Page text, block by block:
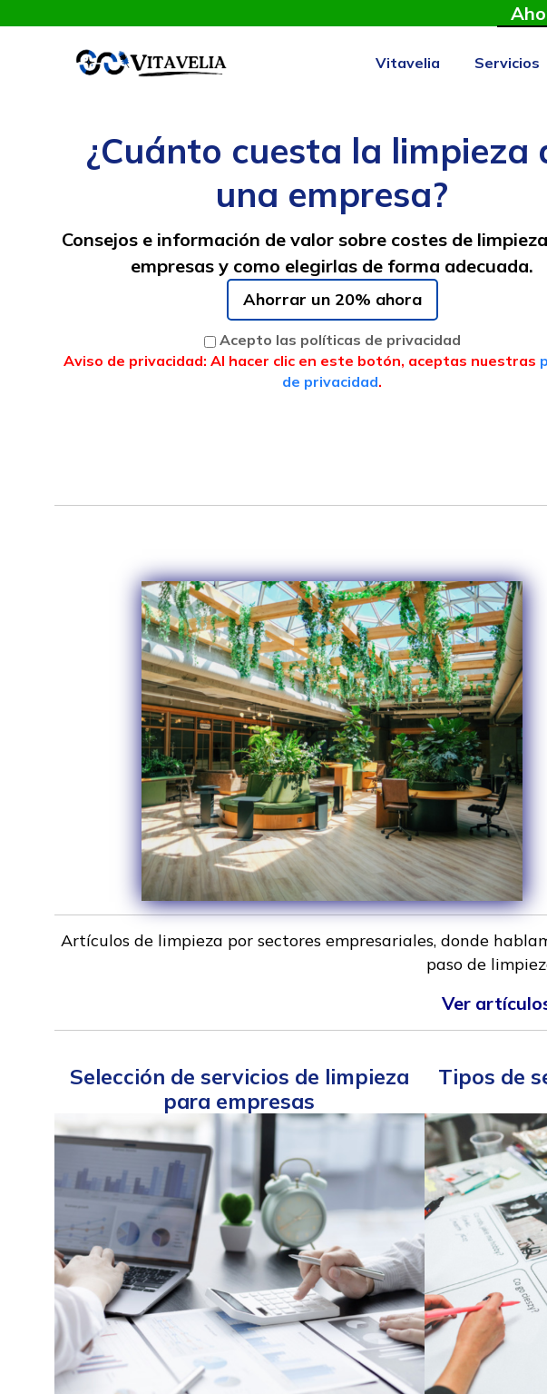
Vitavelia Servicios
¿Cuánto cuesta la limpieza
una empresa?
Consejos e información de valor sobre costes de
empresas y como elegirlas de forma adecuada.
Ahorrar un 20% ahora
Acepto las políticas de privacidad
Aviso de privacidad: Al hacer clic en este botón, aceptas nuestras
de privacidad.
Artículos de limpieza por sectores empresariales, donde
paso de
Ver
Selección de servicios de limpieza
para empresas
Tipos de